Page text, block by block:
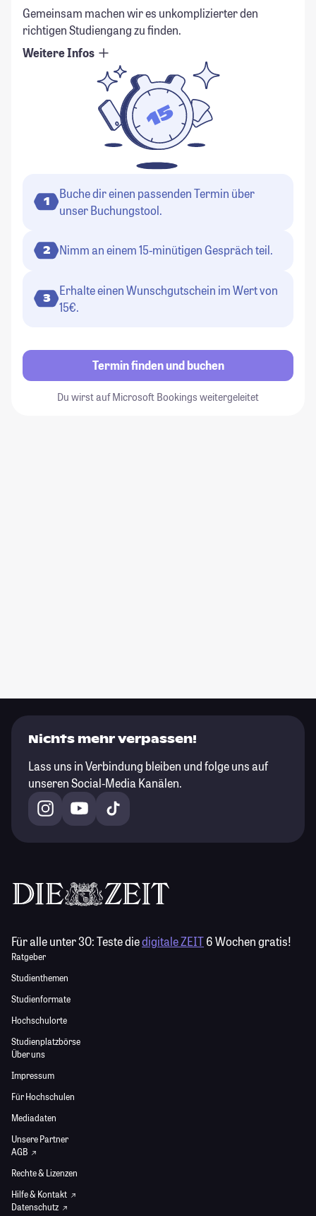
Gemeinsam machen wir es unkomplizierter den
richtigen Studiengang zu finden.
Weitere Infos
1
Buche dir einen passenden Termin über
unser Buchungstool.
2 Nimm an einem 15-minütigen Gespräch teil.
3
Erhalte einen Wunschgutschein im Wert von
15€.
Termin finden und buchen
Du wirst auf Microsoft Bookings weitergeleitet
Nichts mehr verpassen!
Lass uns in Verbindung bleiben und folge uns auf
unseren Social-Media Kanälen.
Für alle unter 30:Teste diedigitale ZEIT6 Wochen gratis!
Ratgeber
Studienthemen
Studienformate
Hochschulorte
Studienplatzbörse
Über uns
Impressum
Für Hochschulen
Mediadaten
Unsere Partner
AGB
Rechte & Lizenzen
Hilfe & Kontakt
Datenschutz